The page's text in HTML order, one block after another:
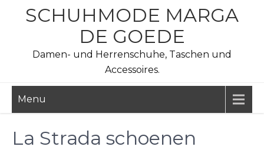
SCHUHMODE MARGA
DE GOEDE
Damen- und Herrenschuhe, Taschen und
Accessoires.
Menu
La Strada schoenen